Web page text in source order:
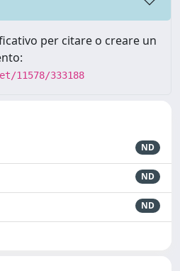
per citare o creare un
11578/333188
ND
ND
ND